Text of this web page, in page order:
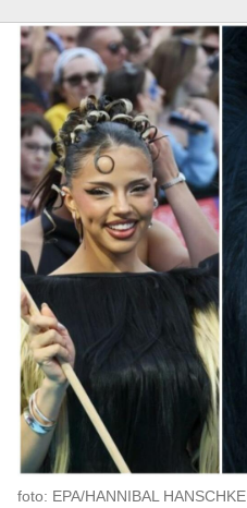
foto: EPA/HANNIBAL HANSCHKE